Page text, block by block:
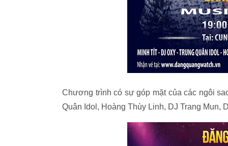
Chương trình có sự góp mặt của các ngôi
Quân Idol, Hoàng Thùy Linh, DJ Trang Mun,